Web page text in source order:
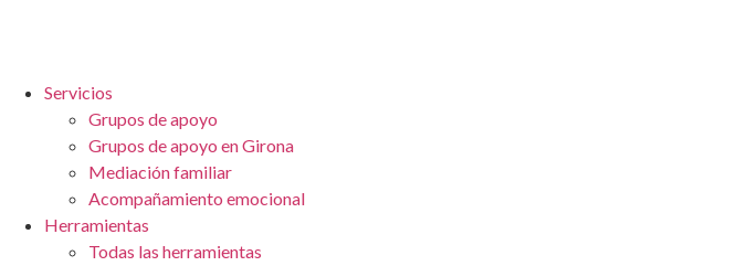
Servicios
Grupos de apoyo
Grupos de apoyo en Girona
Mediación familiar
Acompañamiento emocional
Herramientas
Todas las herramientas